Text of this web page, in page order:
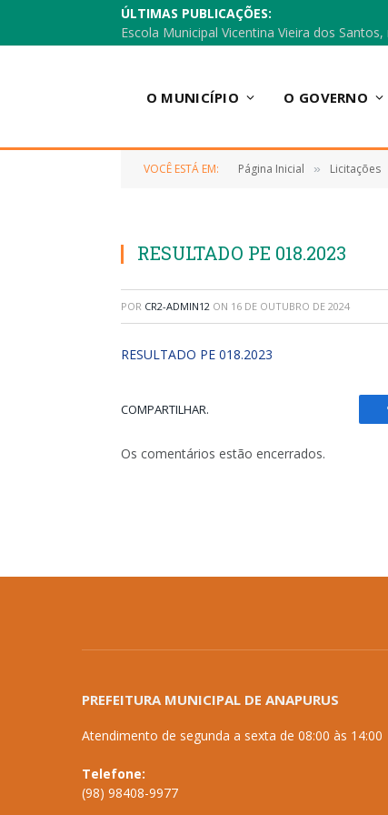
ÚLTIMAS PUBLICAÇÕES:
O MUNICÍPIO O GOVERNO
VOCÊ ESTÁ EM: Página Inicial » Licitações
RESULTADO PE 018.2023
POR CR2-ADMIN12 ON 16 DE OUTUBRO DE 2024
RESULTADO PE 018.2023
COMPARTILHAR.
Os comentários estão encerrados.
PREFEITURA MUNICIPAL DE ANAPURUS
Atendimento de segunda a sexta de 08:00 às 14:00
Telefone:
(98) 98408-9977